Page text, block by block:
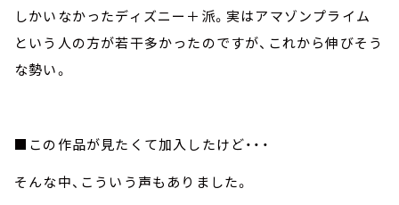
しかいなかったディズニー＋派。実はアマゾンプライム
という人の方が若干多かったのですが、これから伸びそう
な勢い。
■この作品が見たくて加入したけど・・・
そんな中、こういう声もありました。